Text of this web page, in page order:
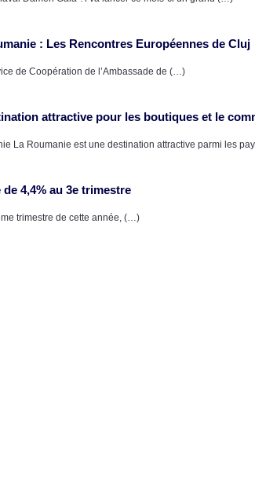
: Les Rencontres Européennes de Cluj
de Coopération de l’Ambassade de (…)
attractive pour les boutiques et le
La Roumanie est une destination attractive parmi les
4,4% au 3e trimestre
trimestre de cette année, (…)